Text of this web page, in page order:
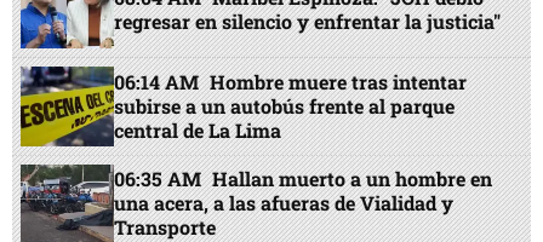
regresar en silencio y enfrentar la justicia"
06:14 AM Hombre muere tras intentar
subirse a un autobús frente al parque
central de La Lima
06:35 AM Hallan muerto a un hombre en
una acera, a las afueras de Vialidad y
Transporte